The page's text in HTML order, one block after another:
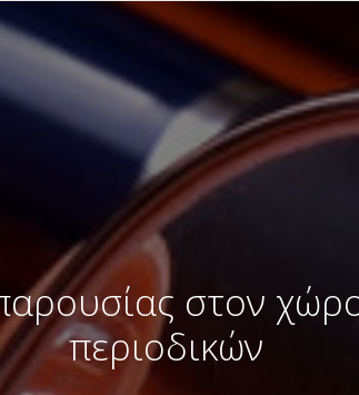
στον
περιοδικών